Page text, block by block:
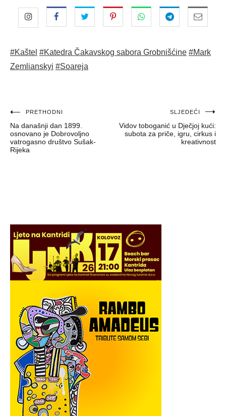
#Kaštel #Katedra Čakavskog sabora Grobnišćine #Mark
Zemlianskyi #Soareja
Navigacija
objava
PRETHODNI
Na današnji dan 1899.
osnovano je Dobrovoljno
vatrogasno društvo Sušak-
Rijeka
SLJEDEĆI
Vidov toboganić u Dječjoj kući:
subota za priče, igru, cirkus i
kreativnost